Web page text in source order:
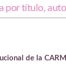
de la CARM